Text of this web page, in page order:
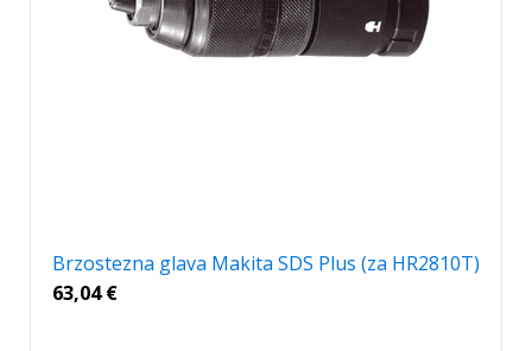
Brzostezna glava Makita SDS Plus (za HR2810T)
63,04€